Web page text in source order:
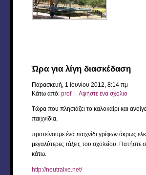
Ώρα για λίγη διασκέδαση
Παρασκευή, 1 Ιουνίου 2012, 8:14 πμ
Κάτω από: prof| Αφήστε ένα σχόλιο
Τώρα που πλησιάζει το καλοκαίρι και
παιχνίδια,
προτείνουμε ένα παιχνίδι γρίφων άκρως
μεγαλύτερες τάξεις του σχολείου. Πατήστε
κάτω.
http://neutralxe.net/